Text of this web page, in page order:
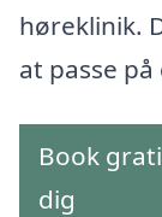
høreklinik.
at passe
Book
dig